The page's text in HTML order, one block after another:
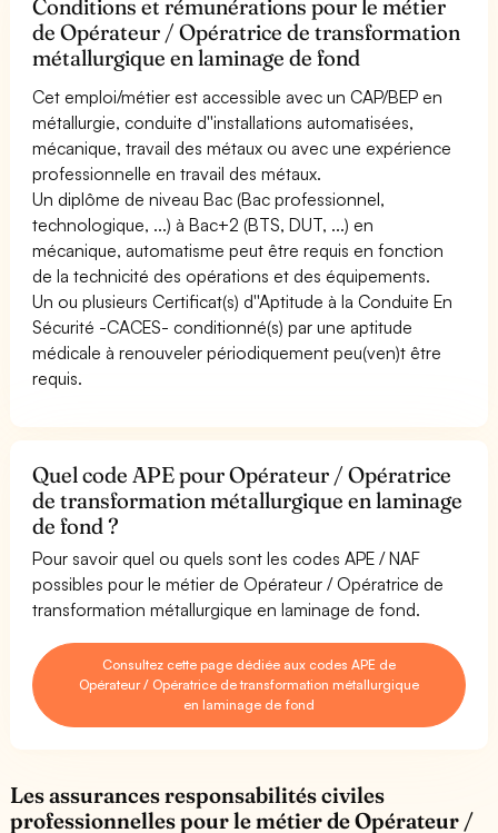
Conditions et rémunérations pour le métier
de Opérateur / Opératrice de transformation
métallurgique en laminage de fond
Cet emploi/métier est accessible avec un CAP/BEP en
métallurgie, conduite d''installations automatisées,
mécanique, travail des métaux ou avec une expérience
professionnelle en travail des métaux.
Un diplôme de niveau Bac (Bac professionnel,
technologique, ...) à Bac+2 (BTS, DUT, ...) en
mécanique, automatisme peut être requis en fonction
de la technicité des opérations et des équipements.
Un ou plusieurs Certificat(s) d''Aptitude à la Conduite En
Sécurité -CACES- conditionné(s) par une aptitude
médicale à renouveler périodiquement peu(ven)t être
requis.
Quel code APE pour Opérateur / Opératrice
de transformation métallurgique en laminage
de fond ?
Pour savoir quel ou quels sont les codes APE / NAF
possibles pour le métier de Opérateur / Opératrice de
transformation métallurgique en laminage de fond.
Consultez cette page dédiée aux codes APE de
Opérateur / Opératrice de transformation métallurgique
en laminage de fond
Les assurances responsabilités civiles
professionnelles pour le métier de Opérateur /